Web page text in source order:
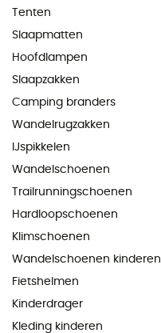
Tenten
Slaapmatten
Hoofdlampen
Slaapzakken
Camping branders
Wandelrugzakken
IJspikkelen
Wandelschoenen
Trailrunningschoenen
Hardloopschoenen
Klimschoenen
Wandelschoenen kinderen
Fietshelmen
Kinderdrager
Kleding kinderen